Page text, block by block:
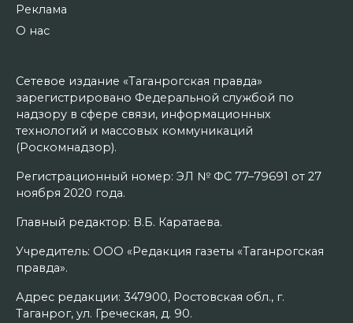
Реклама
О нас
Сетевое издание «Таганрогская правда»
зарегистрировано Федеральной службой по
надзору в сфере связи, информационных
технологий и массовых коммуникаций
(Роскомнадзор).
Регистрационный номер: ЭЛ № ФС 77–79691 от 27
ноября 2020 года.
Главный редактор: В.Б. Каратаева.
Учредитель: ООО «Редакция газеты «Таганрогская
правда».
Адрес редакции: 347900, Ростовская обл., г.
Таганрог, ул. Греческая, д. 90.